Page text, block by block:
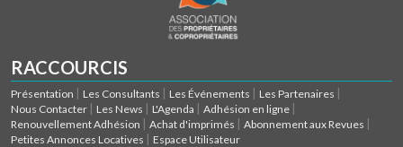
RACCOURCIS
Présentation Les Consultants Les Événements
Les Partenaires
Nous Contacter
Les News L'Agenda
Adhésion en ligne
Renouvellement Adhésion
Achat d'imprimés
Abonnement aux Revues
Petites Annonces Locatives
Espace Utilisateur